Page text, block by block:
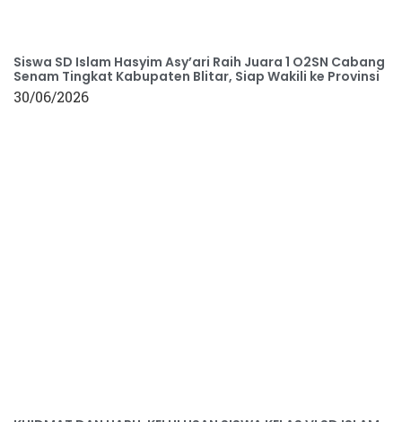
Siswa SD Islam Hasyim Asy’ari Raih Juara 1 O2SN Cabang
Senam Tingkat Kabupaten Blitar, Siap Wakili ke Provinsi
30/06/2026